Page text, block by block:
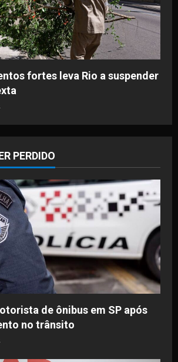
fortes leva Rio a suspender
PERDIDO
de ônibus em SP após
no trânsito